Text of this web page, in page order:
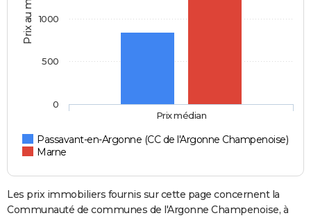
Prix au m2
Passavant-en-Argonne (CC de l'Argonne Champenoise)
Marne
Prix médian
0
500
1000
Les prix immobiliers fournis sur cette page concernent la
Communauté de communes de l'Argonne Champenoise, à